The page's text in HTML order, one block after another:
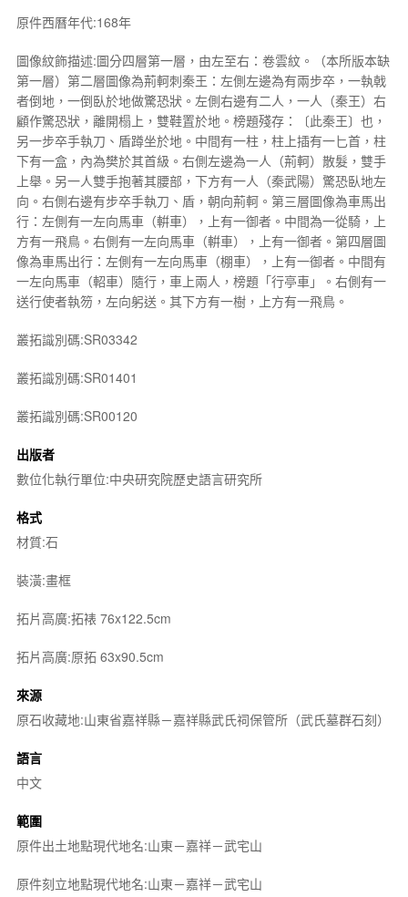
原件西曆年代:168年
圖像紋飾描述:圖分四層第一層，由左至右：卷雲紋。（本所版本缺
第一層）第二層圖像為荊軻刺秦王：左側左邊為有兩步卒，一執戟
者倒地，一倒臥於地做驚恐狀。左側右邊有二人，一人（秦王）右
顧作驚恐狀，離開榻上，雙鞋置於地。榜題殘存：〔此秦王〕也，
另一步卒手執刀、盾蹲坐於地。中間有一柱，柱上插有一匕首，柱
下有一盒，內為樊於其首級。右側左邊為一人（荊軻）散髮，雙手
上舉。另一人雙手抱著其腰部，下方有一人（秦武陽）驚恐臥地左
向。右側右邊有步卒手執刀、盾，朝向荊軻。第三層圖像為車馬出
行：左側有一左向馬車（輧車），上有一御者。中間為一從騎，上
方有一飛鳥。右側有一左向馬車（輧車），上有一御者。第四層圖
像為車馬出行：左側有一左向馬車（棚車），上有一御者。中間有
一左向馬車（軺車）隨行，車上兩人，榜題「行亭車」。右側有一
送行使者執笏，左向躬送。其下方有一樹，上方有一飛鳥。
叢拓識別碼:SR03342
叢拓識別碼:SR01401
叢拓識別碼:SR00120
出版者
數位化執行單位:中央研究院歷史語言研究所
格式
材質:石
裝潢:畫框
拓片高廣:拓裱 76x122.5cm
拓片高廣:原拓 63x90.5cm
來源
原石收藏地:山東省嘉祥縣－嘉祥縣武氏祠保管所（武氏墓群石刻）
語言
中文
範圍
原件出土地點現代地名:山東－嘉祥－武宅山
原件刻立地點現代地名:山東－嘉祥－武宅山